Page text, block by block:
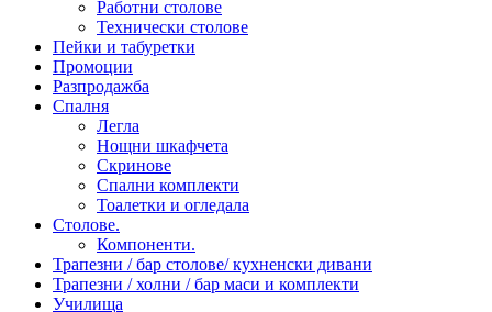
Работни столове
Технически столове
Пейки и табуретки
Промоции
Разпродажба
Спалня
Легла
Нощни шкафчета
Скринове
Спални комплекти
Тоалетки и огледала
Столове.
Компоненти.
Трапезни / бар столове/ кухненски дивани
Трапезни / холни / бар маси и комплекти
Училища